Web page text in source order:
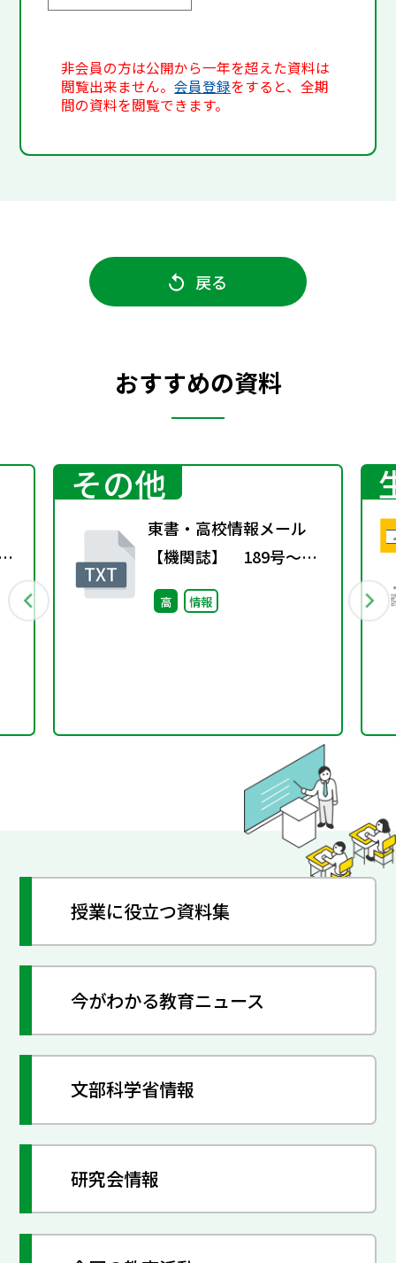
非会員の方は公開から一年を超えた資料は
閲覧出来ません。会員登録をすると、全期
間の資料を閲覧できます。
戻る
おすすめの資料
その他
東書・高校情報メール
【機関誌】 189号～ユ
ークリッド互除法を再帰
関数で書いてみる～
高 情報
授業に役立つ資料集
今がわかる教育ニュース
文部科学省情報
研究会情報